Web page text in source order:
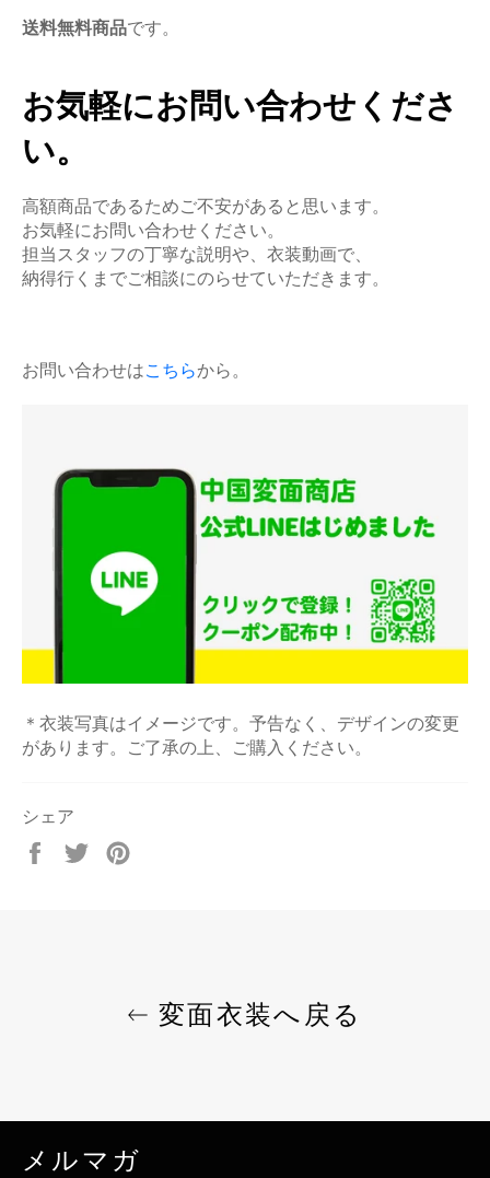
送料無料商品です。
お気軽にお問い合わせくださ
い。
高額商品であるためご不安があると思います。
お気軽にお問い合わせください。
担当スタッフの丁寧な説明や、衣装動画で、
納得行くまでご相談にのらせていただきます。
お問い合わせはこちらから。
＊衣装写真はイメージです。予告なく、デザインの変更
があります。ご了承の上、ご購入ください。
シェア
Facebook
Twitter
変面衣装へ戻る
メルマガ